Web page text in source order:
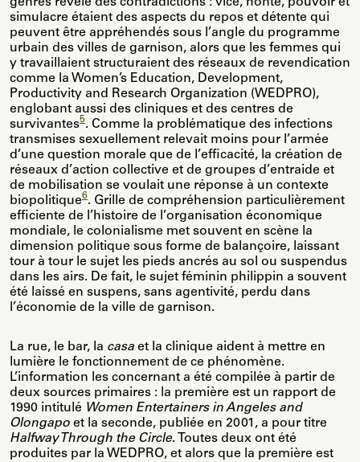
simulacre étaient des aspects du repos et détente qui
peuvent être appréhendés sous l’angle du programme
urbain des villes de garnison, alors que les femmes qui
y travaillaient structuraient des réseaux de revendication
comme la Women’s Education, Development,
Productivity and Research Organization (WEDPRO),
englobant aussi des cliniques et des centres de
survivantes5. Comme la problématique des infections
transmises sexuellement relevait moins pour l’armée
d’une question morale que de l’efficacité, la création de
réseaux d’action collective et de groupes d’entraide et
de mobilisation se voulait une réponse à un contexte
biopolitique6. Grille de compréhension particulièrement
efficiente de l’histoire de l’organisation économique
mondiale, le colonialisme met souvent en scène la
dimension politique sous forme de balançoire, laissant
tour à tour le sujet les pieds ancrés au sol ou suspendus
dans les airs. De fait, le sujet féminin philippin a souvent
été laissé en suspens, sans agentivité, perdu dans
l’économie de la ville de garnison.
La rue, le bar, la casa et la clinique aident à mettre en
lumière le fonctionnement de ce phénomène.
L’information les concernant a été compilée à partir de
deux sources primaires : la première est un rapport de
1990 intitulé Women Entertainers in Angeles and
Olongapo et la seconde, publiée en 2001, a pour titre
Halfway Through the Circle. Toutes deux ont été
produites par la WEDPRO, et alors que la première est